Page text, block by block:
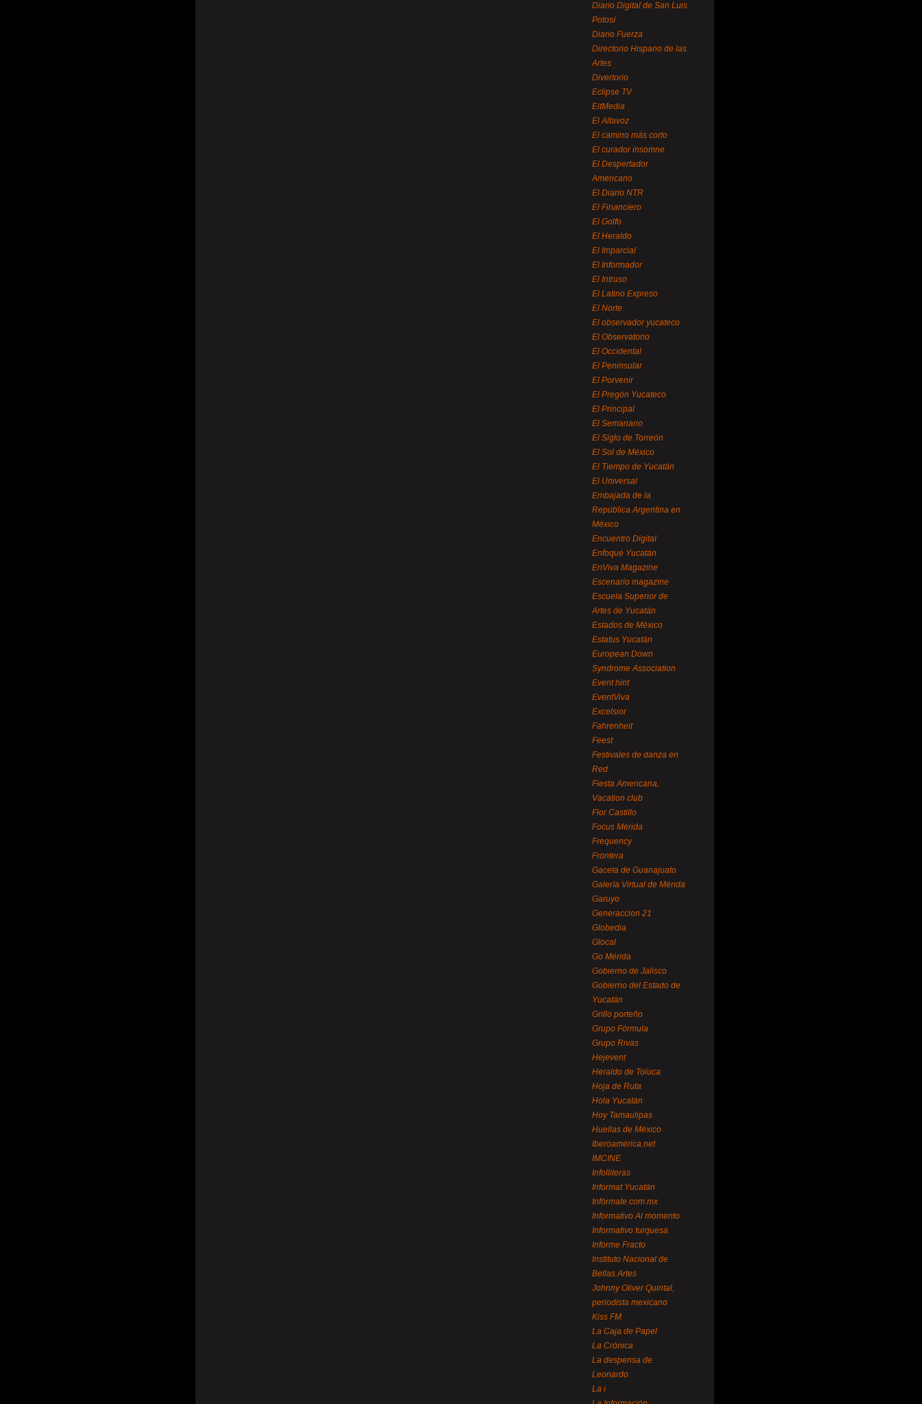
Diario Digital de San Luis
Potosí
Diario Fuerza
Directorio Hispano de las
Artes
Divertorio
Eclipse TV
EitMedia
El Altavoz
El camino más corto
El curador insomne
El Despertador
Americano
El Diario NTR
El Financiero
El Golfo
El Heraldo
El Imparcial
El Informador
El Intruso
El Latino Expreso
El Norte
El observador yucateco
El Observatorio
El Occidental
El Peninsular
El Porvenir
El Pregón Yucateco
El Principal
El Semanario
El Siglo de Torreón
El Sol de México
El Tiempo de Yucatán
El Universal
Embajada de la
República Argentina en
México
Encuentro Digital
Enfoque Yucatán
EnViva Magazine
Escenario magazine
Escuela Superior de
Artes de Yucatán
Estados de México
Estatus Yucatán
European Down
Syndrome Association
Event hint
EventViva
Excelsior
Fahrenheit
Feest
Festivales de danza en
Red
Fiesta Americana,
Vacation club
Flor Castillo
Focus Mérida
Frequency
Frontera
Gaceta de Guanajuato
Galería Virtual de Mérida
Garuyo
Generaccion 21
Globedia
Glocal
Go Mérida
Gobierno de Jalisco
Gobierno del Estado de
Yucatán
Grillo porteño
Grupo Fórmula
Grupo Rivas
Hejevent
Heraldo de Toluca
Hoja de Ruta
Hola Yucatán
Hoy Tamaulipas
Huellas de México
Iberoamérica.net
IMCINE
Infolliteras
Informat Yucatán
Infórmate.com.mx
Informativo Al momento
Informativo turquesa
Informe Fracto
Instituto Nacional de
Bellas Artes
Johnny Oliver Quintal,
periodista mexicano
Kiss FM
La Caja de Papel
La Crónica
La despensa de
Leonardo
La i